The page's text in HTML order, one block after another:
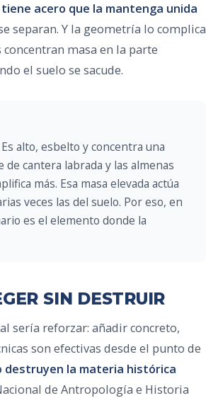
acero que la mantenga unida
separan. Y la geometría lo complica
masa en la parte
el suelo se sacude.
alto, esbelto y concentra una
cantera labrada y las almenas
más. Esa masa elevada actúa
veces las del suelo. Por eso, en
es el elemento donde la
SIN DESTRUIR
sería reforzar: añadir concreto,
son efectivas desde el punto de
destruyen la materia histórica
de Antropología e Historia